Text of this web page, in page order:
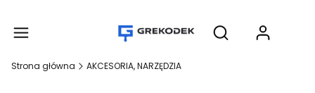
Otwórz
Strona główna AKCESORIA, NARZĘDZIA